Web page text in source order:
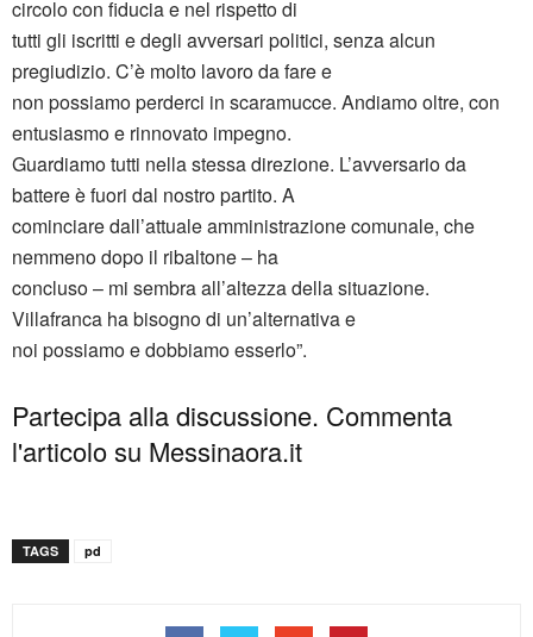
circolo con fiducia e nel rispetto di
tutti gli iscritti e degli avversari politici, senza alcun
pregiudizio. C’è molto lavoro da fare e
non possiamo perderci in scaramucce. Andiamo oltre, con
entusiasmo e rinnovato impegno.
Guardiamo tutti nella stessa direzione. L’avversario da
battere è fuori dal nostro partito. A
cominciare dall’attuale amministrazione comunale, che
nemmeno dopo il ribaltone – ha
concluso – mi sembra all’altezza della situazione.
Villafranca ha bisogno di un’alternativa e
noi possiamo e dobbiamo esserlo”.
Partecipa alla discussione. Commenta
l'articolo su Messinaora.it
TAGS pd